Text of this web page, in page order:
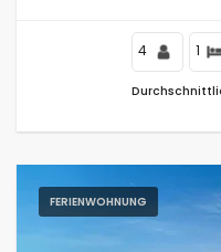
4 1
FERIENWOHNUNG